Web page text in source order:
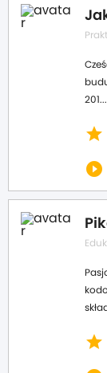
201...
star
play_circle_filled
star